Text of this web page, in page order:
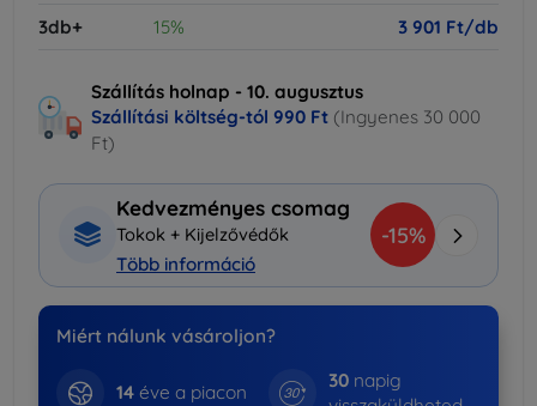
3db+ 15% 3 901 Ft/db
Szállítás holnap - 10. augusztus
Szállítási költség-tól 990 Ft (Ingyenes 30 000
Ft)
Kedvezményes csomag
Tokok + Kijelzővédők
Több információ
-15%
Miért nálunk vásároljon?
14éve a piacon
30 napig